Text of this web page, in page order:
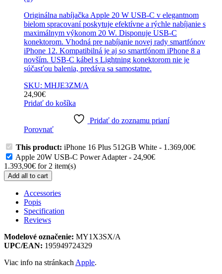
Originálna nabíjačka Apple 20 W USB-C v elegantnom
bielom spracovaní poskytuje efektívne a rýchle nabíjanie s
maximálnym výkonom 20 W. Disponuje USB-C
konektorom. Vhodná pre nabíjanie novej rady smartfónov
iPhone 12. Kompatibilná je aj so smartfónom iPhone 8 a
novším. USB-C kábel s Lightning konektorom nie je
súčasťou balenia, predáva sa samostatne.
SKU: MHJE3ZM/A
24,90€
Pridať do košíka
Pridať do zoznamu prianí
Porovnať
This product: iPhone 16 Plus 512GB White - 1.369,00€
Apple 20W USB-C Power Adapter- 24,90€
1.393,90€ for 2 item(s)
Add all to cart
Accessories
Popis
Specification
Reviews
Modelové označenie: MY1X3SX/A
UPC/EAN: 195949724329
Viac info na stránkach Apple.